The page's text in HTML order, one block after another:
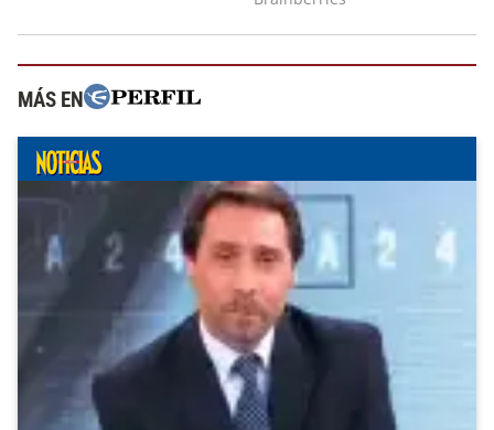
MÁS EN